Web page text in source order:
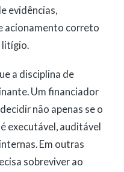
evidências,
acionamento correto
litígio.
a disciplina de
Um financiador
não apenas se o
executável, auditável
Em outras
sobreviver ao